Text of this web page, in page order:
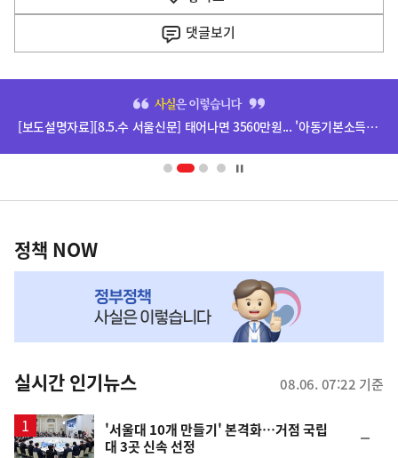
댓글보기
영
[보도설명자료][8.5.수 서울신문] 태어나면 3560만원... '아동기본소득' 추진 관련
책
NOW,
뉴
스
정책 NOW
실시간 인기뉴스 08.06. 07:22 기준
'서울대 10개 만들기' 본격화…거점 국립
대 3곳 신속 선정